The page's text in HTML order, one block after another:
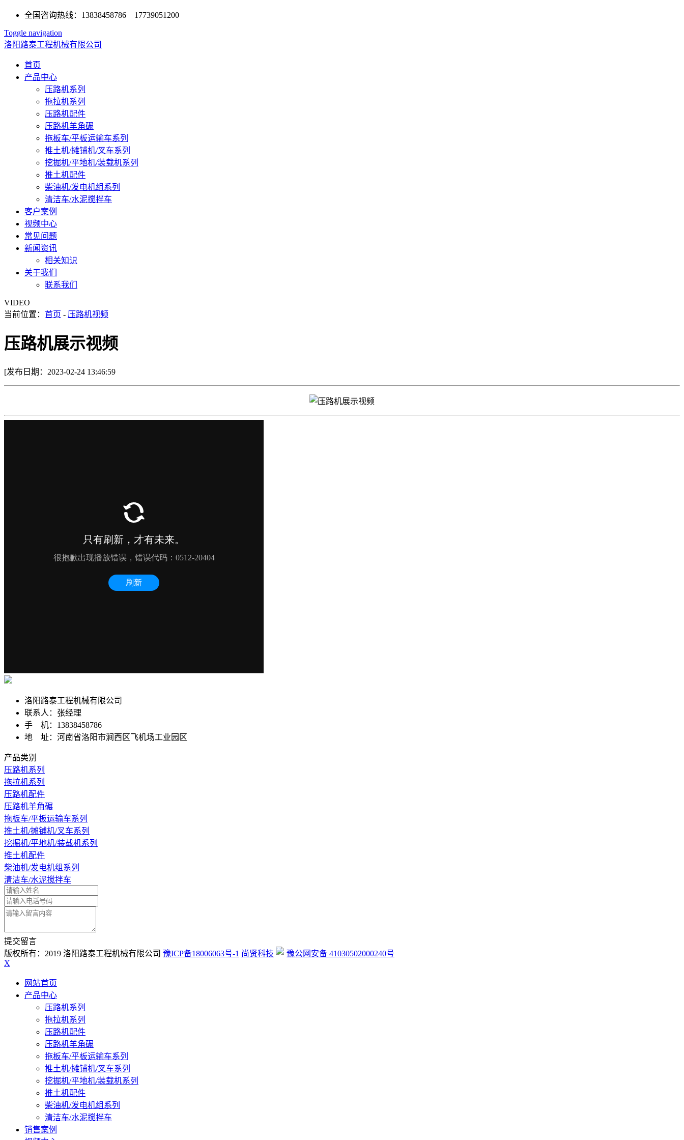
全国咨询热线：13838458786 17739051200
Toggle navigation
洛阳路泰工程机械有限公司
首页
产品中心
压路机系列
拖拉机系列
压路机配件
压路机羊角碾
拖板车/平板运输车系列
推土机/摊铺机/叉车系列
挖掘机/平地机/装载机系列
推土机配件
柴油机/发电机组系列
清洁车/水泥搅拌车
客户案例
视频中心
常见问题
新闻资讯
相关知识
关于我们
联系我们
VIDEO
当前位置： 首页 - 压路机视频
压路机展示视频
[发布日期：2023-02-24 13:46:59
洛阳路泰工程机械有限公司
联系人：张经理
手 机：13838458786
地 址：河南省洛阳市涧西区飞机场工业园区
产品类别
压路机系列
拖拉机系列
压路机配件
压路机羊角碾
拖板车/平板运输车系列
推土机/摊铺机/叉车系列
挖掘机/平地机/装载机系列
推土机配件
柴油机/发电机组系列
清洁车/水泥搅拌车
提交留言
版权所有：2019 洛阳路泰工程机械有限公司 豫ICP备18006063号-1 尚贤科技
豫公网安备 41030502000240号
X
网站首页
产品中心
压路机系列
拖拉机系列
压路机配件
压路机羊角碾
拖板车/平板运输车系列
推土机/摊铺机/叉车系列
挖掘机/平地机/装载机系列
推土机配件
柴油机/发电机组系列
清洁车/水泥搅拌车
销售案例